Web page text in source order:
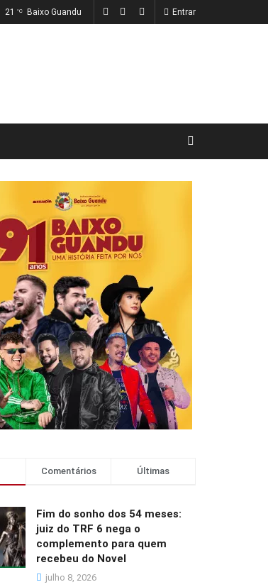
21 °C Baixo Guandu Entrar
Comentários Últimas
Fim do sonho dos 54 meses:
juiz do TRF 6 nega o
complemento para quem
recebeu do Novel
julho 8, 2026